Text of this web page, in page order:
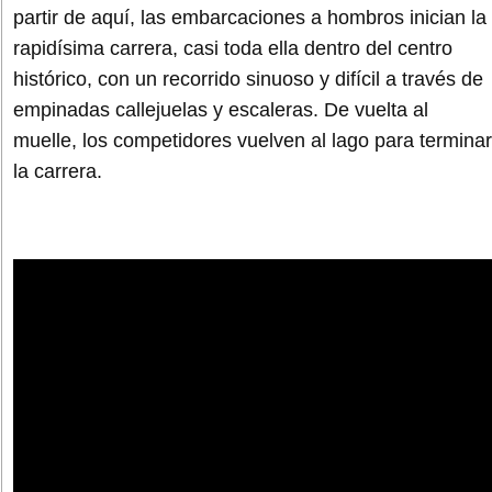
partir de aquí, las embarcaciones a hombros inician la
rapidísima carrera, casi toda ella dentro del centro
histórico, con un recorrido sinuoso y difícil a través de
empinadas callejuelas y escaleras. De vuelta al
muelle, los competidores vuelven al lago para terminar
la carrera.